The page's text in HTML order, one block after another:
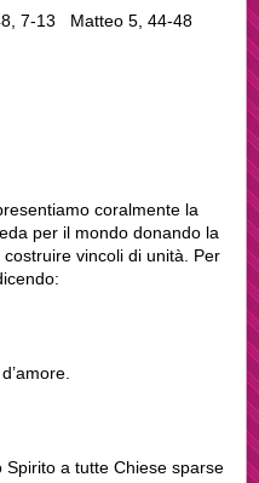
7-13 Matteo 5, 44-48
coralmente la
per il mondo donando la
vincoli di unità. Per
a tutte Chiese sparse